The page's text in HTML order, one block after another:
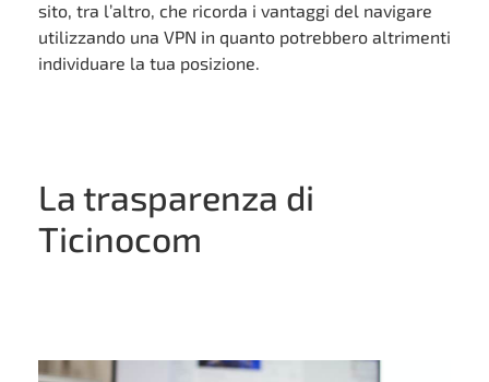
sito, tra l’altro, che ricorda i vantaggi del navigare
utilizzando una VPN in quanto potrebbero altrimenti
individuare la tua posizione.
La trasparenza di
Ticinocom